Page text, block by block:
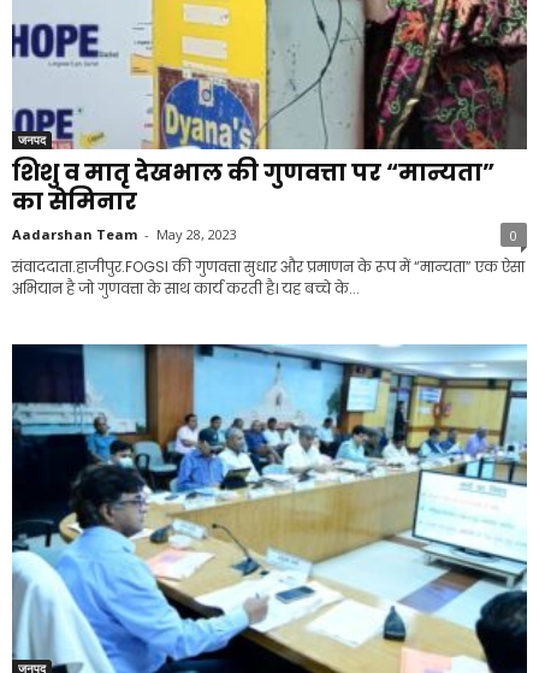
जनपद
शिशु व मातृ देखभाल की गुणवत्ता पर “मान्यता”
का सेमिनार
Aadarshan Team - May 28, 2023 0
संवाददाता.हाजीपुर.FOGSI की गुणवत्ता सुधार और प्रमाणन के रूप में “मान्यता” एक ऐसा
अभियान है जो गुणवत्ता के साथ कार्य करती है। यह बच्चे के...
जनपद